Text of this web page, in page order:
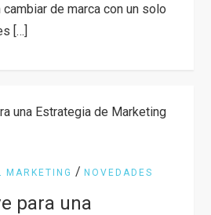
de marca con un solo
[…]
MARKETING / NOVEDADES
para una